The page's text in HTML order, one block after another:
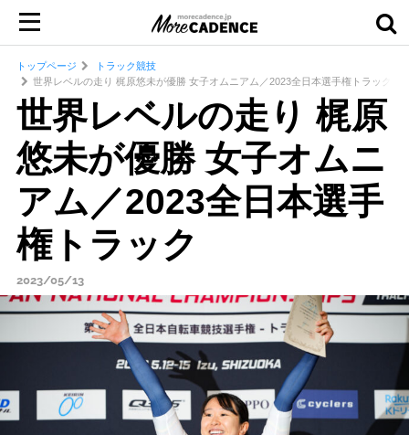
トップページ
トラック競技
世界レベルの走り 梶原悠未が優勝 女子オムニアム／2023全日本選手権トラック
世界レベルの走り 梶原
悠未が優勝 女子オムニ
アム／2023全日本選手
権トラック
2023/05/13